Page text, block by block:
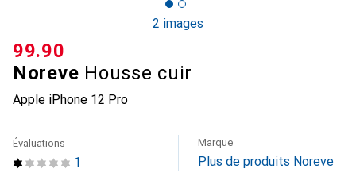
2 images
Noreve Housse cuir
Apple iPhone 12 Pro
CHF
99.90
1
Évaluations Marque
Plus de produits Noreve